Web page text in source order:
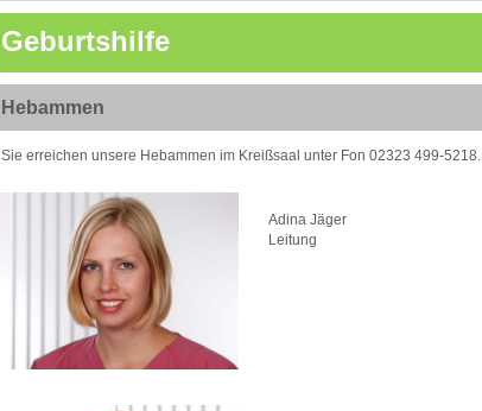
Geburtshilfe
Hebammen
Sie erreichen unsere Hebammen im Kreißsaal unter Fon 02323 499-5218.
Adina Jäger
Leitung